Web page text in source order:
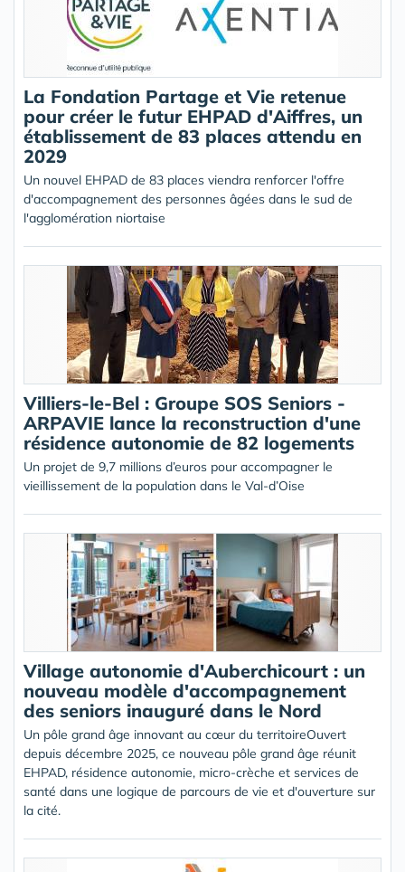
La Fondation Partage et Vie retenue
pour créer le futur EHPAD d'Aiffres, un
établissement de 83 places attendu en
2029
Un nouvel EHPAD de 83 places viendra renforcer l'offre
d'accompagnement des personnes âgées dans le sud de
l'agglomération niortaise
Villiers-le-Bel : Groupe SOS Seniors -
ARPAVIE lance la reconstruction d'une
résidence autonomie de 82 logements
Un projet de 9,7 millions d’euros pour accompagner le
vieillissement de la population dans le Val-d’Oise
Village autonomie d'Auberchicourt : un
nouveau modèle d'accompagnement
des seniors inauguré dans le Nord
Un pôle grand âge innovant au cœur du territoireOuvert
depuis décembre 2025, ce nouveau pôle grand âge réunit
EHPAD, résidence autonomie, micro-crèche et services de
santé dans une logique de parcours de vie et d'ouverture sur
la cité.